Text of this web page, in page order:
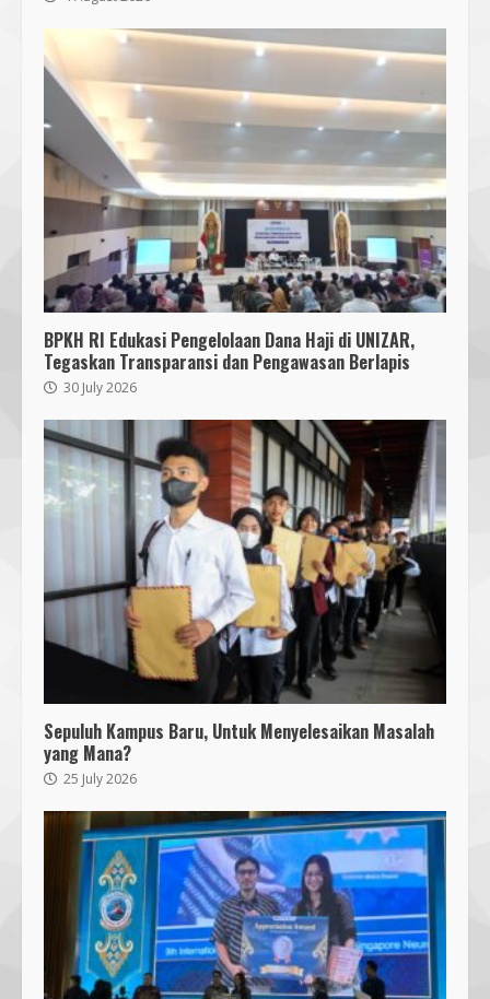
BPKH RI Edukasi Pengelolaan Dana Haji di UNIZAR,
Tegaskan Transparansi dan Pengawasan Berlapis
30 July 2026
Sepuluh Kampus Baru, Untuk Menyelesaikan Masalah
yang Mana?
25 July 2026
3
Bukan Sekadar Bersih-Bersih, KKN
UMMAT dan Warga Sesela Perkuat
Ketangguhan Desa dari Risiko
Bencana
18 July 2026